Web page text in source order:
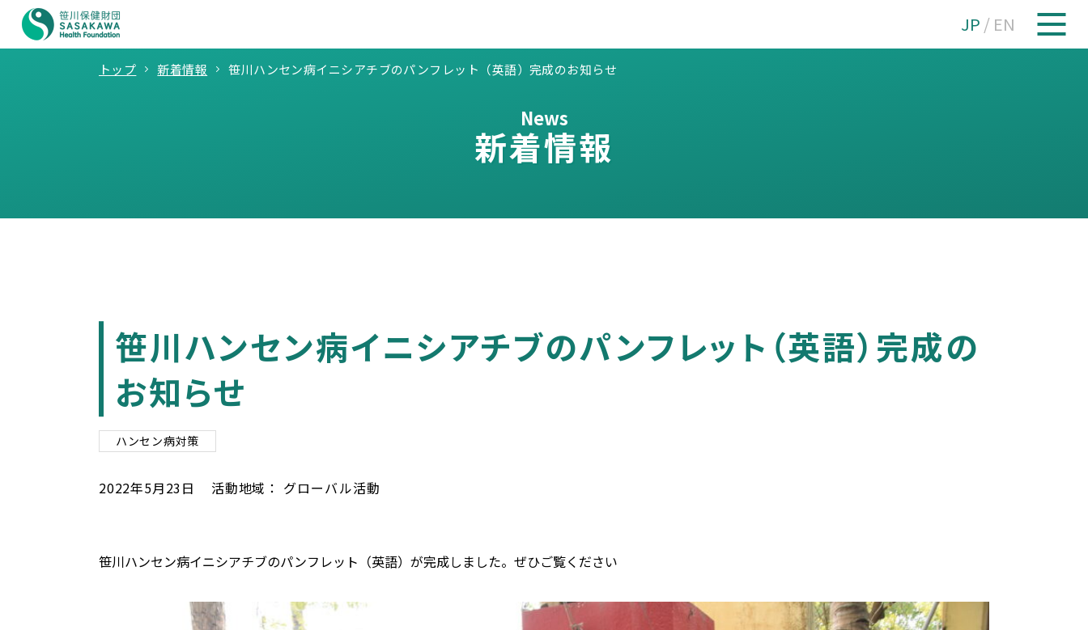
JP / EN
トップ 新着情報 笹川ハンセン病イニシアチブのパンフレット（英語）完成のお知らせ
News
新着情報
笹川ハンセン病イニシアチブのパンフレット（英語）完成の
お知らせ
ハンセン病対策
2022年5月23日 活動地域： グローバル活動
笹川ハンセン病イニシアチブのパンフレット（英語）が完成しました。ぜひご覧ください